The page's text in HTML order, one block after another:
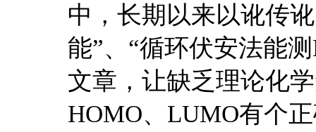
中，长期以来以讹传
能”、“循环伏安法能
文章，让缺乏理论化
HOMO、LUMO有个